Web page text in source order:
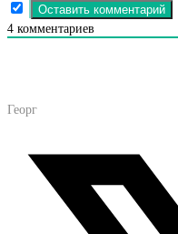
4 комментариев
Георг